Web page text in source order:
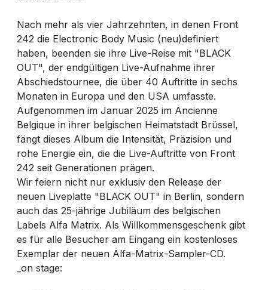
Nach mehr als vier Jahrzehnten, in denen Front
242 die Electronic Body Music (neu)definiert
haben, beenden sie ihre Live-Reise mit "BLACK
OUT", der endgültigen Live-Aufnahme ihrer
Abschiedstournee, die über 40 Auftritte in sechs
Monaten in Europa und den USA umfasste.
Aufgenommen im Januar 2025 im Ancienne
Belgique in ihrer belgischen Heimatstadt Brüssel,
fängt dieses Album die Intensität, Präzision und
rohe Energie ein, die die Live-Auftritte von Front
242 seit Generationen prägen.
Wir feiern nicht nur exklusiv den Release der
neuen Liveplatte "BLACK OUT" in Berlin, sondern
auch das 25-jährige Jubiläum des belgischen
Labels Alfa Matrix. Als Willkommensgeschenk gibt
es für alle Besucher am Eingang ein kostenloses
Exemplar der neuen Alfa-Matrix-Sampler-CD.
_on stage: